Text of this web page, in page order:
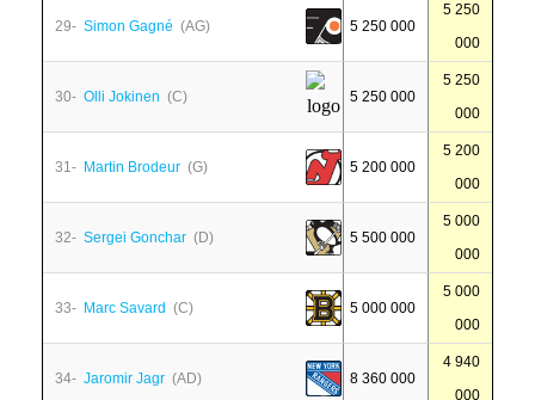
29- Simon Gagné (AG) 5 250 000
5 250
000
30- Olli Jokinen (C) 5 250 000
5 250
000
31- Martin Brodeur (G) 5 200 000
5 200
000
32- Sergei Gonchar (D) 5 500 000
5 000
000
33- Marc Savard (C) 5 000 000
5 000
000
34- Jaromir Jagr (AD) 8 360 000
4 940
000